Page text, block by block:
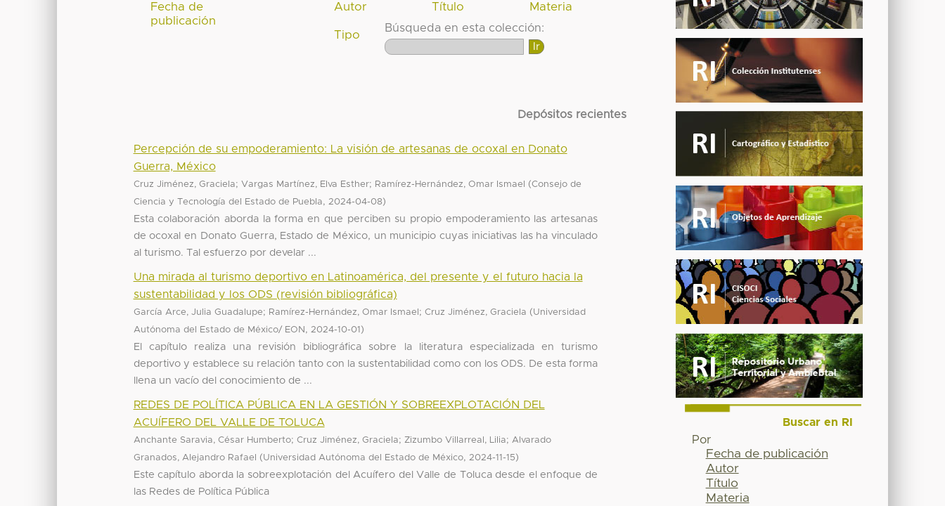
Fecha de
publicación
Autor Título Materia
Tipo
Búsqueda en esta colección:
Depósitos recientes
Percepción de su empoderamiento: La visión de artesanas de ocoxal en Donato
Guerra, México
Cruz Jiménez, Graciela; Vargas Martínez, Elva Esther; Ramírez-Hernández, Omar Ismael (Consejo de
Ciencia y Tecnología del Estado de Puebla, 2024-04-08)
Esta colaboración aborda la forma en que perciben su propio empoderamiento las artesanas
de ocoxal en Donato Guerra, Estado de México, un municipio cuyas iniciativas las ha vinculado
al turismo. Tal esfuerzo por develar ...
Una mirada al turismo deportivo en Latinoamérica, del presente y el futuro hacia la
sustentabilidad y los ODS (revisión bibliográfica)
García Arce, Julia Guadalupe; Ramírez-Hernández, Omar Ismael ; Cruz Jiménez, Graciela (Universidad
Autónoma del Estado de México/ EON , 2024-10-01 )
El capítulo realiza una revisión bibliográfica sobre la literatura especializada en turismo
deportivo y establece su relación tanto con la sustentabilidad como con los ODS. De esta forma
llena un vacío del conocimiento de ...
REDES DE POLÍTICA PÚBLICA EN LA GESTIÓN Y SOBREEXPLOTACIÓN DEL
ACUÍFERO DEL VALLE DE TOLUCA
Anchante Saravia, César Humberto; Cruz Jiménez, Graciela; Zizumbo Villarreal, Lilia; Alvarado
Granados, Alejandro Rafael
(Universidad Autónoma del Estado de México, 2024-11-15)
Este capítulo aborda la sobreexplotación del Acuífero del Valle de Toluca desde el enfoque de
las Redes de Política Pública
Buscar en RI
Por
Fecha de publicación
Autor
Título
Materia